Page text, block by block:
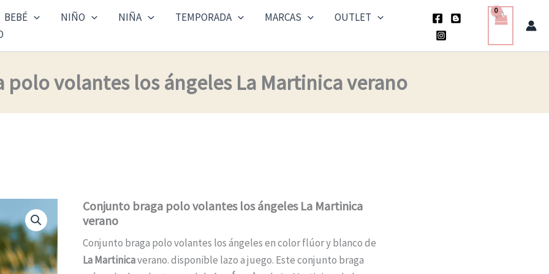
BEBÉ NIÑO NIÑA TEMPORADA MARCAS
OUTLET
polo volantes los ángeles La Martinica verano
Conjunto braga polo volantes los ángeles La Martinica
verano
Conjunto braga polo volantes los ángeles en color flúor y blanco de
La Martinicaverano. disponible lazo a juego. Este conjunto braga